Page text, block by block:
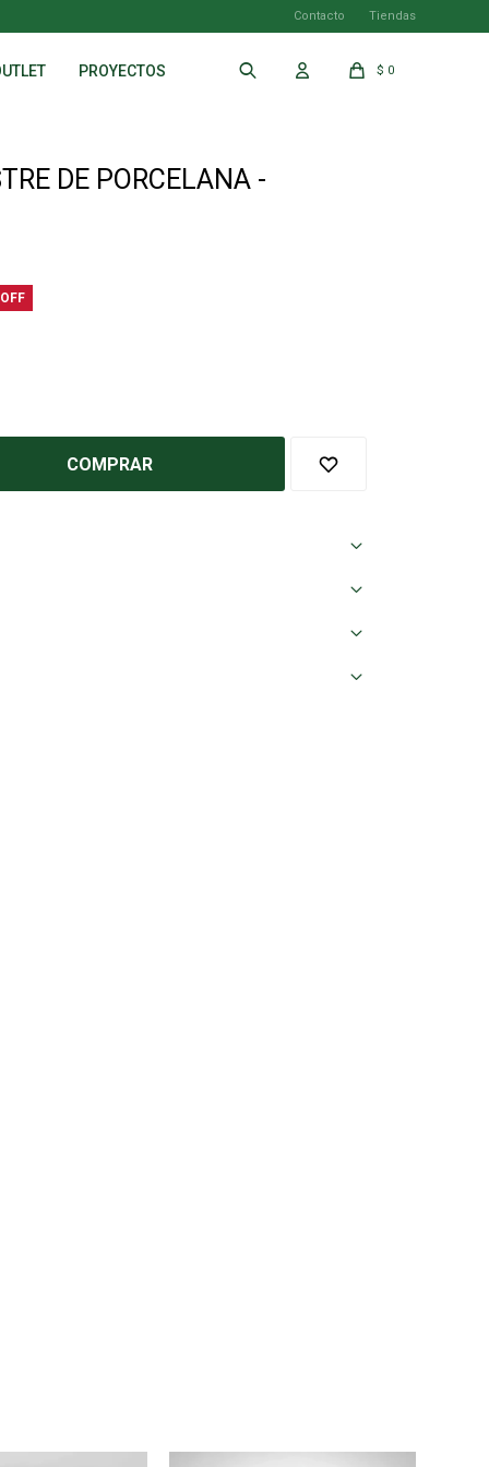
PROYECTOS $ 0
Contacto Tiendas
DE PORCELANA -
COMPRAR